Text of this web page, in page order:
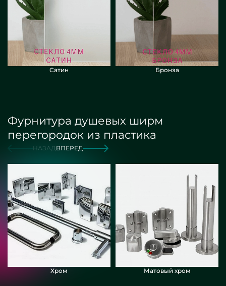
Сатин Бронза
Фурнитура душевых ширм
перегородок из пластика
НАЗАДВПЕРЕД
Хром Матовый хром